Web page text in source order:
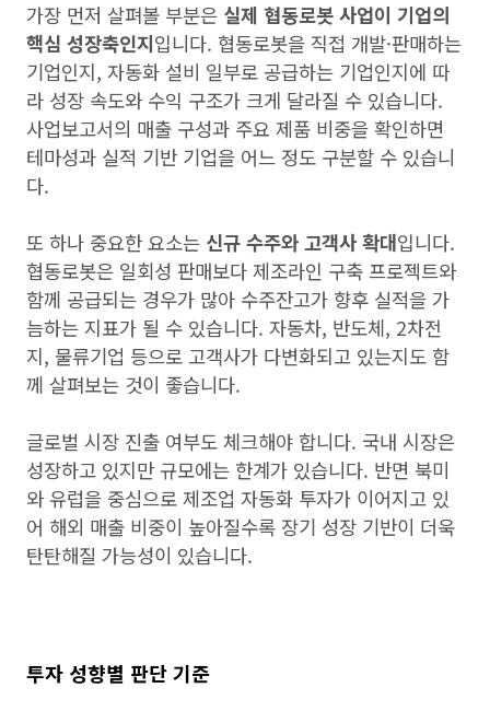
가장 먼저 살펴볼 부분은 실제 협동로봇 사업이 기업의
핵심 성장축인지입니다. 협동로봇을 직접 개발·판매하는
기업인지, 자동화 설비 일부로 공급하는 기업인지에 따
라 성장 속도와 수익 구조가 크게 달라질 수 있습니다.
사업보고서의 매출 구성과 주요 제품 비중을 확인하면
테마성과 실적 기반 기업을 어느 정도 구분할 수 있습니
다.
또 하나 중요한 요소는 신규 수주와 고객사 확대입니다.
협동로봇은 일회성 판매보다 제조라인 구축 프로젝트와
함께 공급되는 경우가 많아 수주잔고가 향후 실적을 가
늠하는 지표가 될 수 있습니다. 자동차, 반도체, 2차전
지, 물류기업 등으로 고객사가 다변화되고 있는지도 함
께 살펴보는 것이 좋습니다.
글로벌 시장 진출 여부도 체크해야 합니다. 국내 시장은
성장하고 있지만 규모에는 한계가 있습니다. 반면 북미
와 유럽을 중심으로 제조업 자동화 투자가 이어지고 있
어 해외 매출 비중이 높아질수록 장기 성장 기반이 더욱
탄탄해질 가능성이 있습니다.
투자 성향별 판단 기준